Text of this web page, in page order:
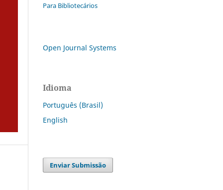
Para Bibliotecários
Open Journal Systems
Idioma
Português (Brasil)
English
Enviar Submissão